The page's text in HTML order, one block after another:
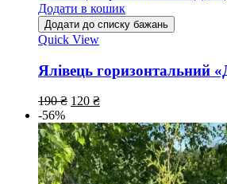
Додати в кошик
Додати до списку бажань
Quick View
Ялівець горизонтальний
190₴ 120 ₴
-56%